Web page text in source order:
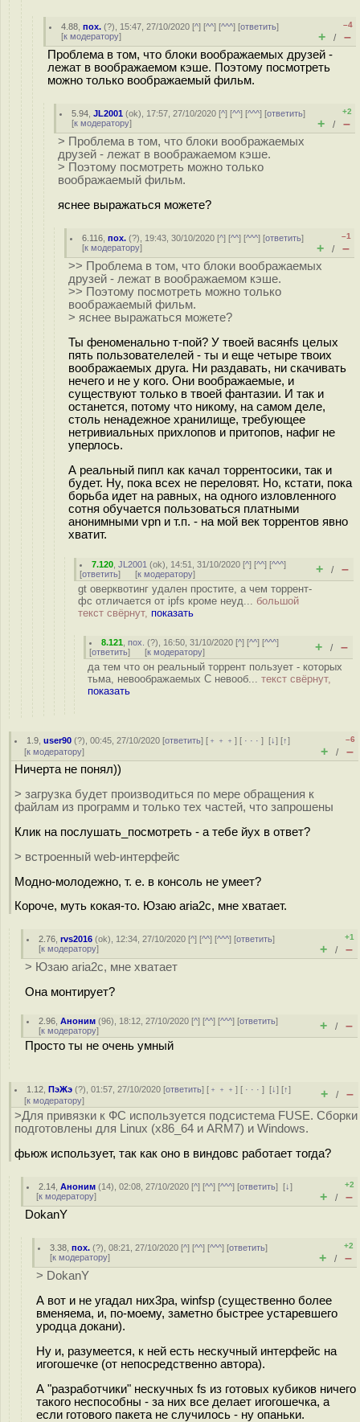
4.88 ,пох. (?), 15:47, 27/10/2020 [^] [^^] [^^^] [ответить]
[к модератору]
–4
+ / –
Проблема в том, что блоки воображаемых друзей -
лежат в воображаемом кэше. Поэтому посмотреть
можно только воображаемый фильм.
5.94 ,JL2001 (ok), 17:57, 27/10/2020 [^] [^^] [^^^] [ответить]
[к модератору]
+2
+ / –
> Проблема в том, что блоки воображаемых
друзей - лежат в воображаемом кэше.
> Поэтому посмотреть можно только
воображаемый фильм.
яснее выражаться можете?
6.116 ,пох. (?), 19:43, 30/10/2020 [^] [^^] [^^^] [ответить]
[к модератору]
–1
+ / –
>> Проблема в том, что блоки воображаемых
друзей - лежат в воображаемом кэше.
>> Поэтому посмотреть можно только
воображаемый фильм.
> яснее выражаться можете?
Ты феноменально т-пой? У твоей васянfs целых
пять пользователелей - ты и еще четыре твоих
воображаемых друга. Ни раздавать, ни скачивать
нечего и не у кого. Они воображаемые, и
существуют только в твоей фантазии. И так и
останется, потому что никому, на самом деле,
столь ненадежное хранилище, требующее
нетривиальных прихлопов и притопов, нафиг не
уперлось.
А реальный пипл как качал торрентосики, так и
будет. Ну, пока всех не переловят. Но, кстати, пока
борьба идет на равных, на одного изловленного
сотня обучается пользоваться платными
анонимными vpn и т.п. - на мой век торрентов явно
хватит.
7.120 ,JL2001 (ok), 14:51, 31/10/2020 [^] [^^] [^^^]
[ответить] [к модератору] + / –
gt оверквотинг удален простите, а чем торрент-
фс отличается от ipfs кроме неуд... большой
текст свёрнут, показать
8.121 ,пох. (?), 16:50, 31/10/2020 [^] [^^] [^^^]
[ответить] [к модератору] + / –
да тем что он реальный торрент пользует - которых
тьма, невоображаемых С невооб... текст свёрнут,
показать
1.9 ,user90 (?), 00:45, 27/10/2020 [ответить] [ ﹢﹢﹢] [ · · ·][↓] [↑]
[к модератору]
–6
+ / –
Ничерта не понял))
> загрузка будет производиться по мере обращения к
файлам из программ и только тех частей, что запрошены
Клик на послушать_посмотреть - а тебе йух в ответ?
> встроенный web-интерфейс
Модно-молодежно, т. е. в консоль не умеет?
Короче, муть кокая-то. Юзаю aria2c, мне хватает.
2.76 ,rvs2016 (ok), 12:34, 27/10/2020 [^] [^^] [^^^] [ответить]
[к модератору]
+1
+ / –
> Юзаю aria2c, мне хватает
Она монтирует?
2.96 ,Аноним (96), 18:12, 27/10/2020 [^] [^^] [^^^] [ответить]
[к модератору] + / –
Просто ты не очень умный
1.12 ,ПэЖэ (?), 01:57, 27/10/2020 [ответить] [ ﹢﹢﹢] [ · · ·][↓] [↑]
[к модератору] + / –
>Для привязки к ФС используется подсистема FUSE. Сборки
подготовлены для Linux (x86_64 и ARM7) и Windows.
фьюж использует, так как оно в виндовс работает тогда?
2.14 ,Аноним (14), 02:08, 27/10/2020 [^] [^^] [^^^] [ответить][↓]
[к модератору]
+2
+ / –
DokanY
3.38 ,пох. (?), 08:21, 27/10/2020 [^] [^^] [^^^] [ответить]
[к модератору]
+2
+ / –
> DokanY
А вот и не угадал них3ра, winfsp (существенно более
вменяема, и, по-моему, заметно быстрее устаревшего
уродца докани).
Ну и, разумеется, к ней есть нескучный интерфейс на
игогошечке (от непосредственно автора).
А "разработчики" нескучных fs из готовых кубиков ничего
такого неспособны - за них все делает игогошечка, а
если готового пакета не случилось - ну опаньки.